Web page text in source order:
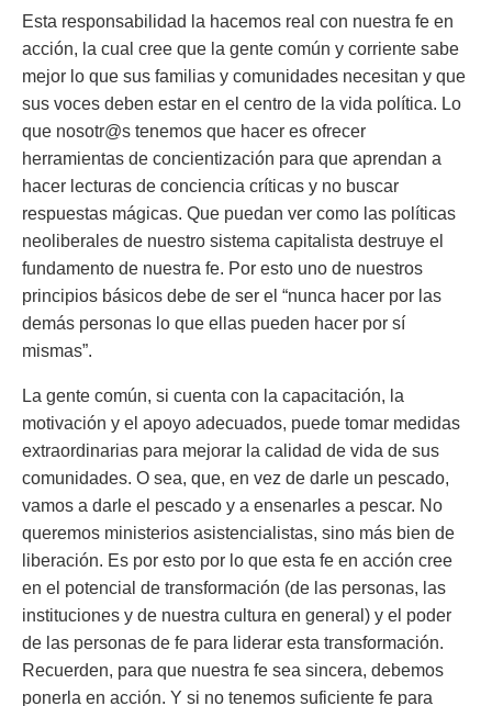
Esta responsabilidad la hacemos real con nuestra fe en
acción, la cual cree que la gente común y corriente sabe
mejor lo que sus familias y comunidades necesitan y que
sus voces deben estar en el centro de la vida política. Lo
que nosotr@s tenemos que hacer es ofrecer
herramientas de concientización para que aprendan a
hacer lecturas de conciencia críticas y no buscar
respuestas mágicas. Que puedan ver como las políticas
neoliberales de nuestro sistema capitalista destruye el
fundamento de nuestra fe. Por esto uno de nuestros
principios básicos debe de ser el “nunca hacer por las
demás personas lo que ellas pueden hacer por sí
mismas”.
La gente común, si cuenta con la capacitación, la
motivación y el apoyo adecuados, puede tomar medidas
extraordinarias para mejorar la calidad de vida de sus
comunidades. O sea, que, en vez de darle un pescado,
vamos a darle el pescado y a ensenarles a pescar. No
queremos ministerios asistencialistas, sino más bien de
liberación. Es por esto por lo que esta fe en acción cree
en el potencial de transformación (de las personas, las
instituciones y de nuestra cultura en general) y el poder
de las personas de fe para liderar esta transformación.
Recuerden, para que nuestra fe sea sincera, debemos
ponerla en acción. Y si no tenemos suficiente fe para